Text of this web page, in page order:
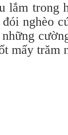
lắm trong
nghèo
mấy trăm